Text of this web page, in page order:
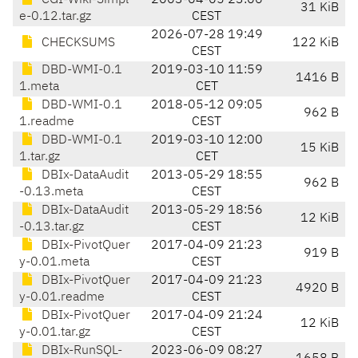
e-0.12.tar.gz
CEST
31 KiB
CHECKSUMS
2026-07-28 19:49
CEST
122 KiB
DBD-WMI-0.1
1.meta
2019-03-10 11:59
CET
1416 B
DBD-WMI-0.1
1.readme
2018-05-12 09:05
CEST
962 B
DBD-WMI-0.1
1.tar.gz
2019-03-10 12:00
CET
15 KiB
DBIx-DataAudit
-0.13.meta
2013-05-29 18:55
CEST
962 B
DBIx-DataAudit
-0.13.tar.gz
2013-05-29 18:56
CEST
12 KiB
DBIx-PivotQuer
y-0.01.meta
2017-04-09 21:23
CEST
919 B
DBIx-PivotQuer
y-0.01.readme
2017-04-09 21:23
CEST
4920 B
DBIx-PivotQuer
y-0.01.tar.gz
2017-04-09 21:24
CEST
12 KiB
DBIx-RunSQL-
2023-06-09 08:27